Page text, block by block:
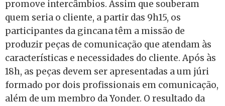
promove intercâmbios. Assim que souberam
quem seria o cliente, a partir das 9h15, os
participantes da gincana têm a missão de
produzir peças de comunicação que atendam às
características e necessidades do cliente. Após às
18h, as peças devem ser apresentadas a um júri
formado por dois profissionais em comunicação,
além de um membro da Yonder. O resultado da